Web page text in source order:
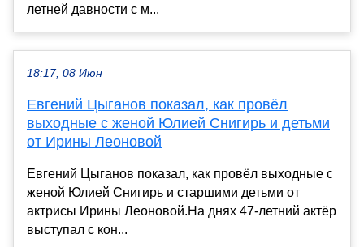
летней давности с м...
18:17, 08 Июн
Евгений Цыганов показал, как провёл
выходные с женой Юлией Снигирь и детьми
от Ирины Леоновой
Евгений Цыганов показал, как провёл выходные с
женой Юлией Снигирь и старшими детьми от
актрисы Ирины Леоновой.На днях 47-летний актёр
выступал с кон...